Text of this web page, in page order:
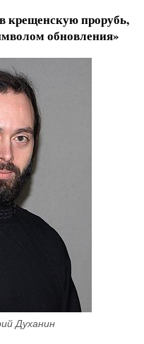
крещенскую прорубь,
обновления»
Духанин